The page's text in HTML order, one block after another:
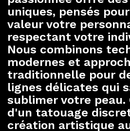
uniques, pensés
valeur votre
respectant votre
Nous combinons
modernes et
traditionnelle pour
lignes délicates qui
sublimer votre peau.
d'un tatouage
création artistique